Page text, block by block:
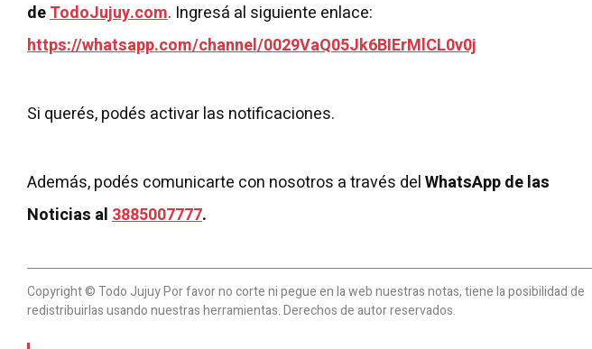
deTodoJujuy.com. Ingresá al siguiente enlace:
https://whatsapp.com/channel/0029VaQ05Jk6BIErMlCL0v0j
Si querés, podés activar las notificaciones.
Además, podés comunicarte con nosotros a través delWhatsApp de las
Noticias al3885007777.
Copyright © Todo Jujuy Por favor no corte ni pegue en la web nuestras notas, tiene la posibilidad de
redistribuirlas usando nuestras herramientas. Derechos de autor reservados.